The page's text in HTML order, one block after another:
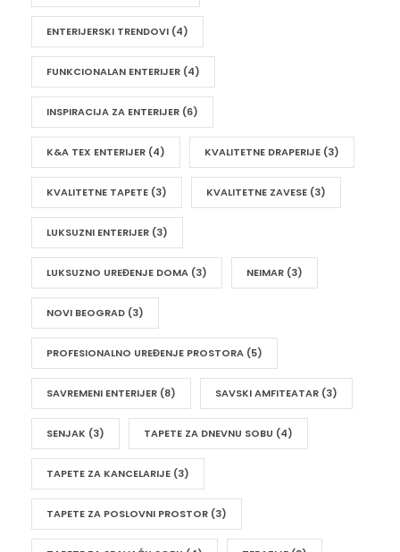
ENTERIJERSKI TRENDOVI (4)
FUNKCIONALAN ENTERIJER (4)
INSPIRACIJA ZA ENTERIJER (6)
K&A TEX ENTERIJER (4) KVALITETNE DRAPERIJE (3)
KVALITETNE TAPETE (3) KVALITETNE ZAVESE (3)
LUKSUZNI ENTERIJER (3)
LUKSUZNO UREĐENJE DOMA (3) NEIMAR (3)
NOVI BEOGRAD (3)
PROFESIONALNO UREĐENJE PROSTORA (5)
SAVREMENI ENTERIJER (8) SAVSKI AMFITEATAR (3)
SENJAK (3) TAPETE ZA DNEVNU SOBU (4)
TAPETE ZA KANCELARIJE (3)
TAPETE ZA POSLOVNI PROSTOR (3)